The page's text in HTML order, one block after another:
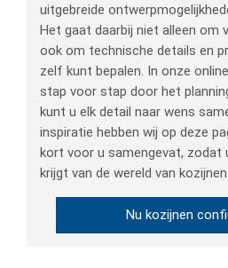
uitgebreide
Het gaat daarbij niet alleen om
ook om technische details en
zelf kunt bepalen. In onze
stap voor stap door het
kunt u elk detail naar wens
inspiratie hebben wij op deze
kort voor u samengevat, zodat
krijgt van de wereld van kozijnen.
Nu kozijnen